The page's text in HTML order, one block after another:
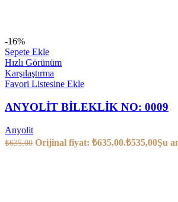
-16%
Sepete Ekle
Hızlı Görünüm
Karşılaştırma
Favori Listesine Ekle
ANYOLİT BİLEKLİK NO: 0009
Anyolit
₺635,00 Orijinal fiyat: ₺635,00.₺535,00Şu